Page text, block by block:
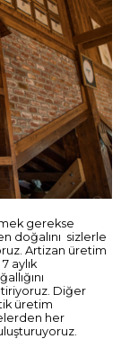
gerekse
doğalını sizlerle
Artizan üretim
aylık
Diğer
üretim
her